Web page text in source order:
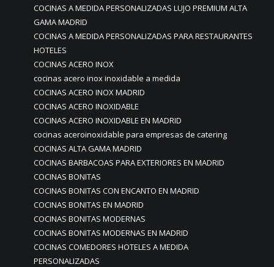
COCINAS A MEDIDA PERSONALIZADAS LUJO PREMIUM ALTA
GAMA MADRID
COCINAS A MEDIDA PERSONALIZADAS PARA RESTAURANTES
HOTELES
COCINAS ACERO INOX
cocinas acero inox inoxidable a medida
COCINAS ACERO INOX MADRID
COCINAS ACERO INOXIDABLE
COCINAS ACERO INOXIDABLE EN MADRID
cocinas aceroinoxidable para empresas de catering
COCINAS ALTA GAMA MADRID
COCINAS BARBACOAS PARA EXTERIORES EN MADRID
COCINAS BONITAS
COCINAS BONITAS CON ENCANTO EN MADRID
COCINAS BONITAS EN MADRID
COCINAS BONITAS MODERNAS
COCINAS BONITAS MODERNAS EN MADRID
COCINAS COMEDORES HOTELES A MEDIDA
PERSONALIZADAS